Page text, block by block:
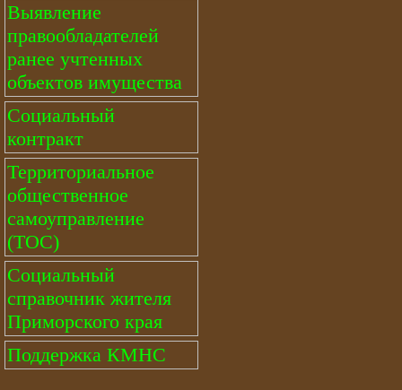
Выявление
правообладателей
ранее учтенных
объектов имущества
Социальный
контракт
Территориальное
общественное
самоуправление
(ТОС)
Социальный
справочник жителя
Приморского края
Поддержка КМНС